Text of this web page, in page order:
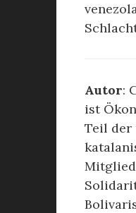
Autor:
ist
Teil der